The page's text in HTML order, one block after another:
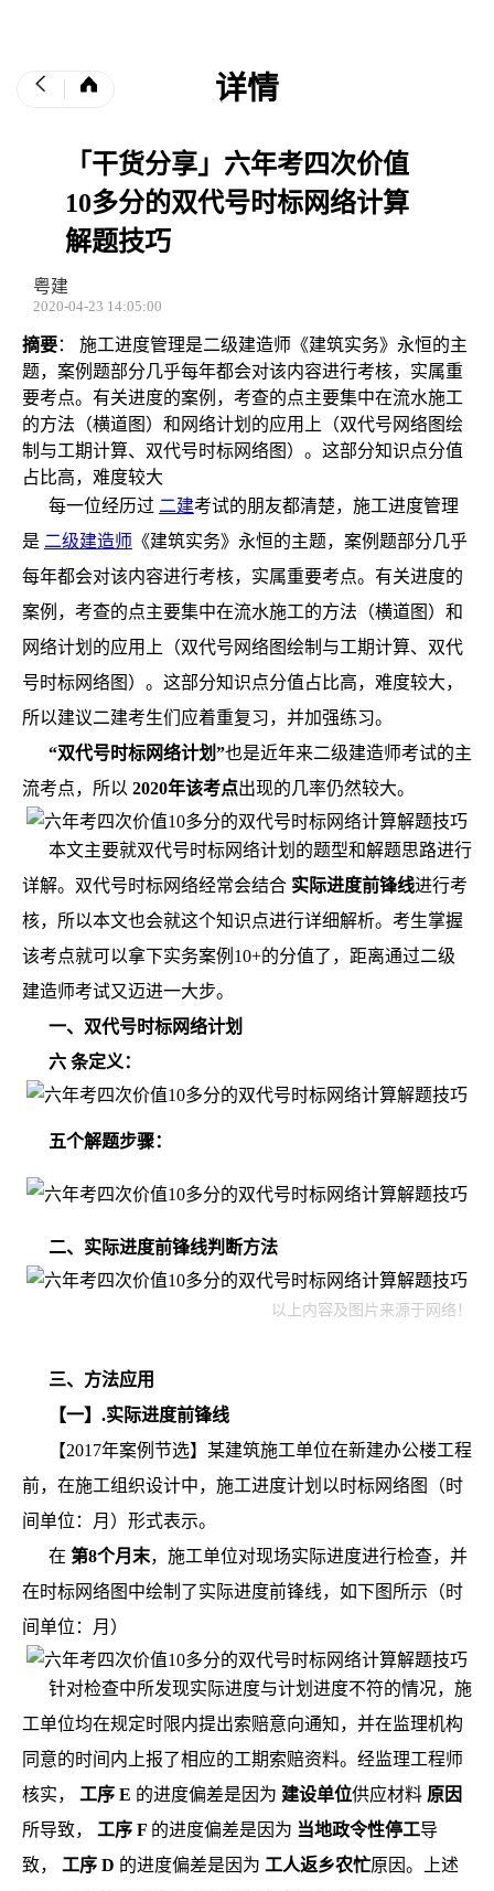
详情
「干货分享」六年考四次价值
10多分的双代号时标网络计算
解题技巧
粤建
2020-04-23 14:05:00
摘要： 施工进度管理是二级建造师《建筑实务》永恒的主
题，案例题部分几乎每年都会对该内容进行考核，实属重
要考点。有关进度的案例，考查的点主要集中在流水施工
的方法（横道图）和网络计划的应用上（双代号网络图绘
制与工期计算、双代号时标网络图）。这部分知识点分值
占比高，难度较大
每一位经历过 二建考试的朋友都清楚，施工进度管理
是 二级建造师 《建筑实务》永恒的主题，案例题部分几乎
每年都会对该内容进行考核，实属重要考点。有关进度的
案例，考查的点主要集中在流水施工的方法（横道图）和
网络计划的应用上（双代号网络图绘制与工期计算、双代
号时标网络图）。这部分知识点分值占比高，难度较大，
所以建议二建考生们应着重复习，并加强练习。
“双代号时标网络计划”也是近年来二级建造师考试的主
流考点，所以 2020年该考点出现的几率仍然较大。
本文主要就双代号时标网络计划的题型和解题思路进行
详解。双代号时标网络经常会结合 实际进度前锋线进行考
核，所以本文也会就这个知识点进行详细解析。考生掌握
该考点就可以拿下实务案例10+的分值了，距离通过二级
建造师考试又迈进一大步。
一、双代号时标网络计划
六 条定义：
五个解题步骤：
二、实际进度前锋线判断方法
以上内容及图片来源于网络！
三、方法应用
【一】.实际进度前锋线
【2017年案例节选】某建筑施工单位在新建办公楼工程
前，在施工组织设计中，施工进度计划以时标网络图（时
间单位：月）形式表示。
在 第8个月末，施工单位对现场实际进度进行检查，并
在时标网络图中绘制了实际进度前锋线，如下图所示（时
间单位：月）
针对检查中所发现实际进度与计划进度不符的情况，施
工单位均在规定时限内提出索赔意向通知，并在监理机构
同意的时间内上报了相应的工期索赔资料。经监理工程师
核实， 工序 E 的进度偏差是因为 建设单位供应材料 原因
所导致， 工序 F 的进度偏差是因为 当地政令性停工导
致， 工序 D 的进度偏差是因为 工人返乡农忙原因。上述